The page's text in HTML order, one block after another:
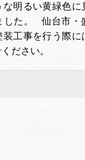
な明るい黄緑色に
した。 仙台市・
工事を行う際に
ださい。